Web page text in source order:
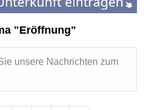
"Eröffnung"
unsere Nachrichten zum